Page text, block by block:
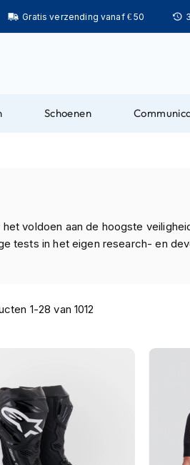
Gratis verzending vanaf € 50
Schoenen
voldoen aan de hoogste
tests in het eigen research- en
1-28 van1012